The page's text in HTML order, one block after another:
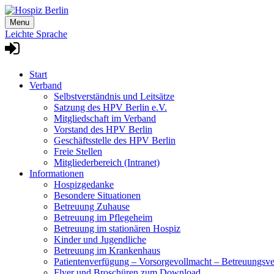
Skip
to
content
Menu
Leichte Sprache
Start
Verband
Selbstverständnis und Leitsätze
Satzung des HPV Berlin e.V.
Mitgliedschaft im Verband
Vorstand des HPV Berlin
Geschäftsstelle des HPV Berlin
Freie Stellen
Mitgliederbereich (Intranet)
Informationen
Hospizgedanke
Besondere Situationen
Betreuung Zuhause
Betreuung im Pflegeheim
Betreuung im stationären Hospiz
Kinder und Jugendliche
Betreuung im Krankenhaus
Patientenverfügung – Vorsorgevollmacht –